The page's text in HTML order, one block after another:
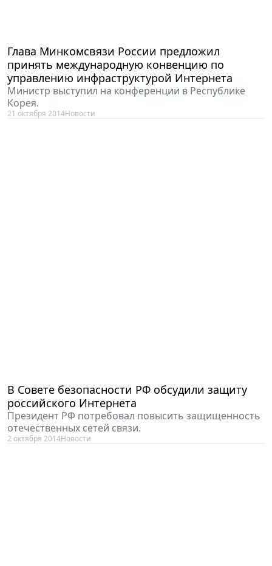
Глава Минкомсвязи России предложил
принять международную конвенцию по
управлению инфраструктурой Интернета
Министр выступил на конференции в Республике
Корея.
21 октября 2014Новости
В Совете безопасности РФ обсудили защиту
российского Интернета
Президент РФ потребовал повысить защищенность
отечественных сетей связи.
2 октября 2014Новости